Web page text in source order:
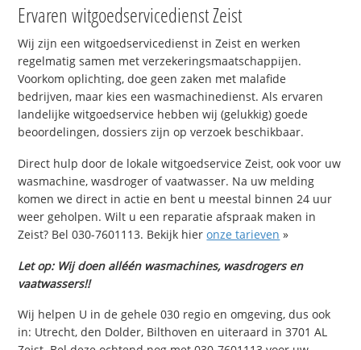
Ervaren witgoedservicedienst Zeist
Wij zijn een witgoedservicedienst in Zeist en werken
regelmatig samen met verzekeringsmaatschappijen.
Voorkom oplichting, doe geen zaken met malafide
bedrijven, maar kies een wasmachinedienst. Als ervaren
landelijke witgoedservice hebben wij (gelukkig) goede
beoordelingen, dossiers zijn op verzoek beschikbaar.
Direct hulp door de lokale witgoedservice Zeist, ook voor uw
wasmachine, wasdroger of vaatwasser. Na uw melding
komen we direct in actie en bent u meestal binnen 24 uur
weer geholpen. Wilt u een reparatie afspraak maken in
Zeist? Bel 030-7601113. Bekijk hieronze tarieven »
Let op: Wij doen alléén wasmachines, wasdrogers en
vaatwassers!!
Wij helpen U in de gehele 030 regio en omgeving, dus ook
in: Utrecht, den Dolder, Bilthoven en uiteraard in 3701 AL